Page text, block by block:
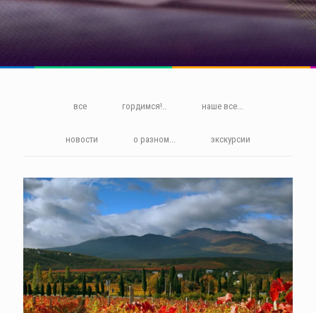
все гордимся!.. наше все...
новости о разном... экскурсии